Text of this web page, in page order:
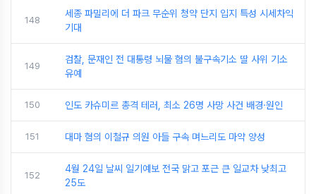
148
세종 파밀리에 더 파크 무순위 청약 단지 입지 특성 시세차익
기대
149
검찰, 문재인 전 대통령 뇌물 혐의 불구속기소 딸 사위 기소
유예
150 인도 카슈미르 총격 테러, 최소 26명 사망 사건 배경·원인
151 대마 혐의 이철규 의원 아들 구속 며느리도 마약 양성
152
4월 24일 날씨 일기예보 전국 맑고 포근 큰 일교차 낮최고
25도